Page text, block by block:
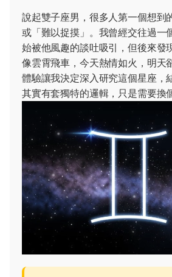
說起雙子座男，很多人第一個想到
或「難以捉摸」。我曾經交往過一
始被他風趣的談吐吸引，但後來發
像雲霄飛車，今天熱情如火，明天
體驗讓我決定深入研究這個星座，
其實有套獨特的邏輯，只是需要換